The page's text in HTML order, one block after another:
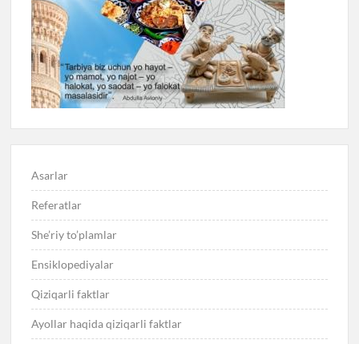
Asarlar
Referatlar
She’riy to’plamlar
Ensiklopediyalar
Qiziqarli faktlar
Ayollar haqida qiziqarli faktlar